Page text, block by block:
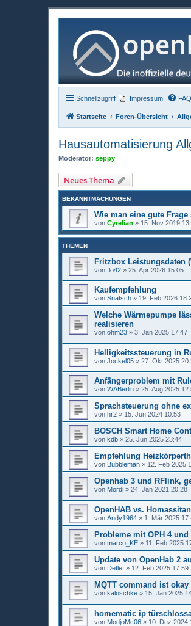
Schnellzugriff Impressum FAQ
Startseite Foren-Übersicht
Hausautomatisierung
Moderator: seppy
Neues Thema
BEKANNTMACHUNGEN
Wie man eine gute
von Cyrelian » 15. Nov 2019
THEMEN
Fritzbox Leistungsdaten
von flo42 » 25. Apr 2026 15:05
Kaufempfehlung
von Snatsch » 19. Feb 2026
Welche Wärmepumpe
realisieren
von ohm23 » 3. Jan 2025 17:47
Helligkeitssteuerung in
von Jockel05 » 27. Okt 2025
Anfängerproblem mit
von WABerlin » 25. Aug 2025
Sprachsteuerung ohne
von hr2 » 15. Jun 2024 10:53
BOSCH Smart Home
von kdb » 25. Jun 2025 23:44
Empfehlung
von Bubbleman » 12. Feb 2025
Openhab 3 und RFlink,
von Mordi » 24. Jan 2021 20:28
OpenHAB vs.
von Andy1964 » 1. Mär 2025
Probleme mit OPH 4 und
von marco_KE » 11. Feb 2025
Update von OpenHab 2
von Detlef » 12. Feb 2025 17:59
MQTT command ist
von kaloschke » 15. Jan 2025
homematic ip
von ModjoMc06 » 10. Dez 2024